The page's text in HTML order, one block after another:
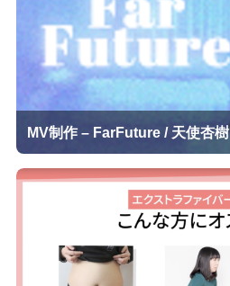
MV制作 – FarFuture / 天使杏樹